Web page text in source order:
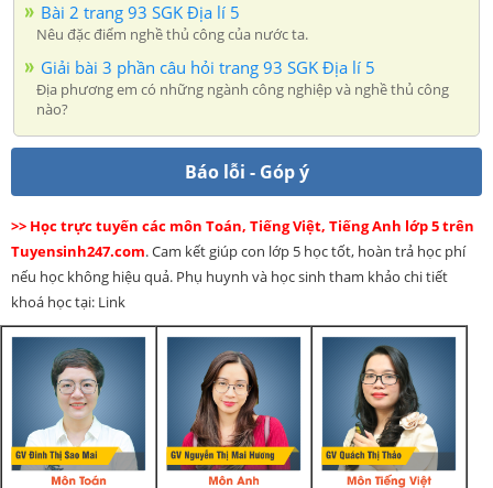
Bài 2 trang 93 SGK Địa lí 5
Nêu đặc điểm nghề thủ công của nước ta.
Giải bài 3 phần câu hỏi trang 93 SGK Địa lí 5
Địa phương em có những ngành công nghiệp và nghề thủ công
nào?
Báo lỗi - Góp ý
>> Học trực tuyến các môn Toán, Tiếng Việt, Tiếng Anh lớp 5 trên
Tuyensinh247.com. Cam kết giúp con lớp 5 học tốt, hoàn trả học phí
nếu học không hiệu quả. Phụ huynh và học sinh tham khảo chi tiết
khoá học tại: Link